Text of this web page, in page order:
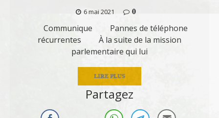
6 mai 2021
0
Communique Pannes de téléphone
récurrentes À la suite de la mission
parlementaire qui lui
LIRE PLUS
Partagez